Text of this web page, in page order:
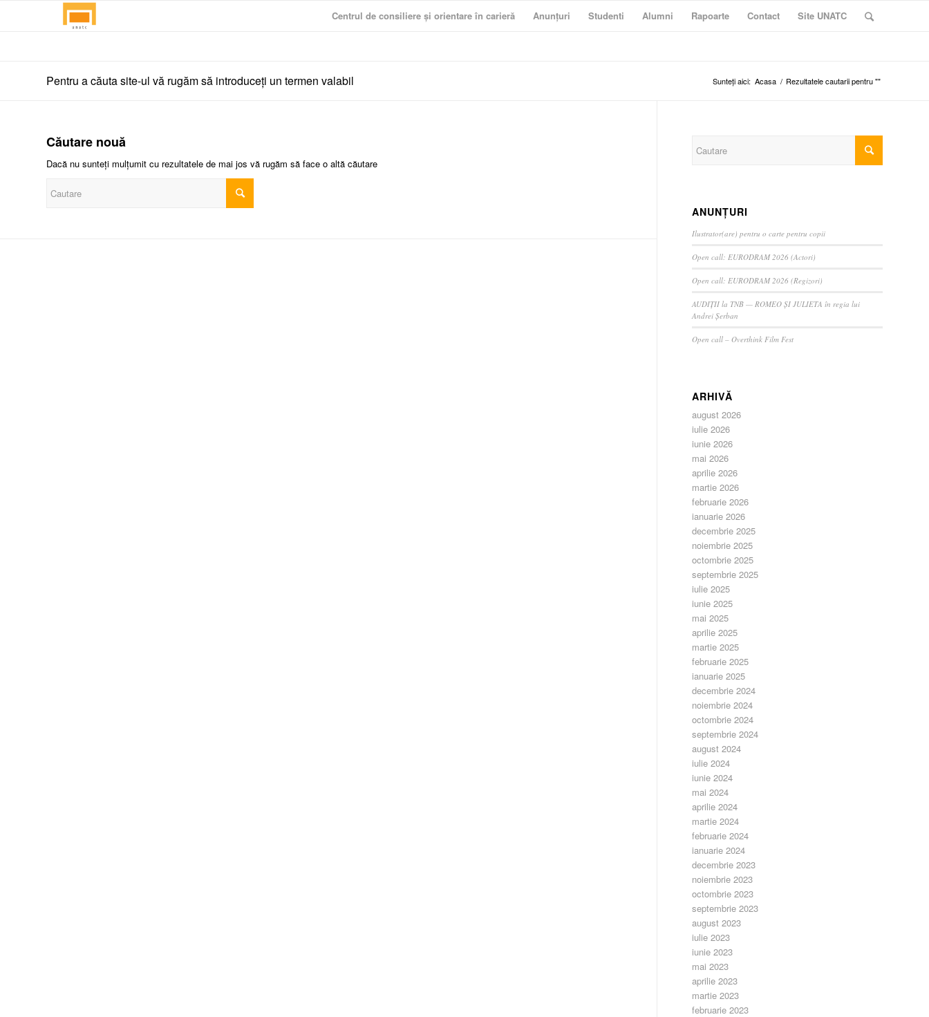
Centrul de consiliere și orientare în carieră Anunțuri Studenti Alumni Rapoarte Contact Site UNATC
Pentru a căuta site-ul vă rugăm să introduceți un termen valabil Sunteți aici: Acasa / Rezultatele cautarii pentru ""
Căutare nouă
Dacă nu sunteți mulțumit cu rezultatele de mai jos vă rugăm să face o altă căutare
ANUNȚURI
Ilustrator(are) pentru o carte pentru copii
Open call: EURODRAM 2026 (Actori)
Open call: EURODRAM 2026 (Regizori)
AUDIȚII la TNB — ROMEO ȘI JULIETA în regia lui
Andrei Șerban
Open call – Overthink Film Fest
ARHIVĂ
august 2026
iulie 2026
iunie 2026
mai 2026
aprilie 2026
martie 2026
februarie 2026
ianuarie 2026
decembrie 2025
noiembrie 2025
octombrie 2025
septembrie 2025
iulie 2025
iunie 2025
mai 2025
aprilie 2025
martie 2025
februarie 2025
ianuarie 2025
decembrie 2024
noiembrie 2024
octombrie 2024
septembrie 2024
august 2024
iulie 2024
iunie 2024
mai 2024
aprilie 2024
martie 2024
februarie 2024
ianuarie 2024
decembrie 2023
noiembrie 2023
octombrie 2023
septembrie 2023
august 2023
iulie 2023
iunie 2023
mai 2023
aprilie 2023
martie 2023
februarie 2023